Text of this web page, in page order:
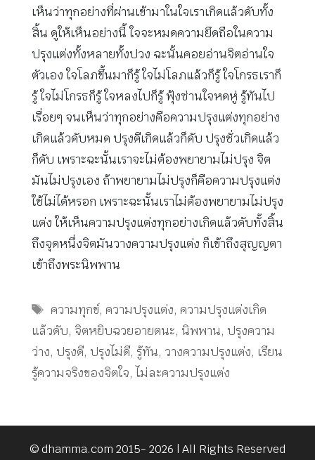
เห็นว่าทุกอย่างที่ผ่านเข้ามาในใจเราเกิดแล้วดับทั้ง
สิ้น ดูให้เห็นอย่างนี้ ใจจะหมดความยึดถือในความ
ปรุงแต่งทั้งหลายทั้งปวง ฉะนั้นคอยอ่านจิตอ่านใจ
ตัวเอง ใจโลภขึ้นมาก็รู้ ใจไม่โลภแล้วก็รู้ ใจโกรธเราก็
รู้ ใจไม่โกรธก็รู้ ใจหลงไปก็รู้ ฟุ้งซ่านใจหดหู่ รู้ทันไป
เรื่อยๆ จนเห็นว่าทุกอย่างคือความปรุงแต่งทุกอย่าง
เกิดแล้วดับหมด ปรุงดีเกิดแล้วก็ดับ ปรุงชั่วเกิดแล้ว
ก็ดับ เพราะฉะนั้นเราจะไม่ต้องพยายามไม่ปรุง จิต
มันไม่ปรุงเอง ถ้าพยายามไม่ปรุงก็คือความปรุงแต่ง
ใช้ไม่ได้หรอก เพราะฉะนั้นเราไม่ต้องพยายามไม่ปรุง
แต่ง ให้เห็นความปรุงแต่งทุกอย่างเกิดแล้วดับทั้งสิ้น
ถึงจุดหนึ่งจิตมันวางความปรุงแต่ง ก็เข้าถึงสุญญตา
เข้าถึงพระนิพพาน
Tags
ความทุกข์,ความปรุงแต่ง,ความปรุงแต่งเกิด
แล้วดับ, จิตหยิบฉวยอายตนะ, นิพพาน, ปรุงความ
ว่าง, ปรุงดี, ปรุงไม่ดี, รู้ทัน, วางความปรุงแต่ง, เรียน
รู้ความจริงของจิตใจ, ไม่ละความปรุงแต่ง
© dhamma.com 2015- 2026 | All Rights Reserved